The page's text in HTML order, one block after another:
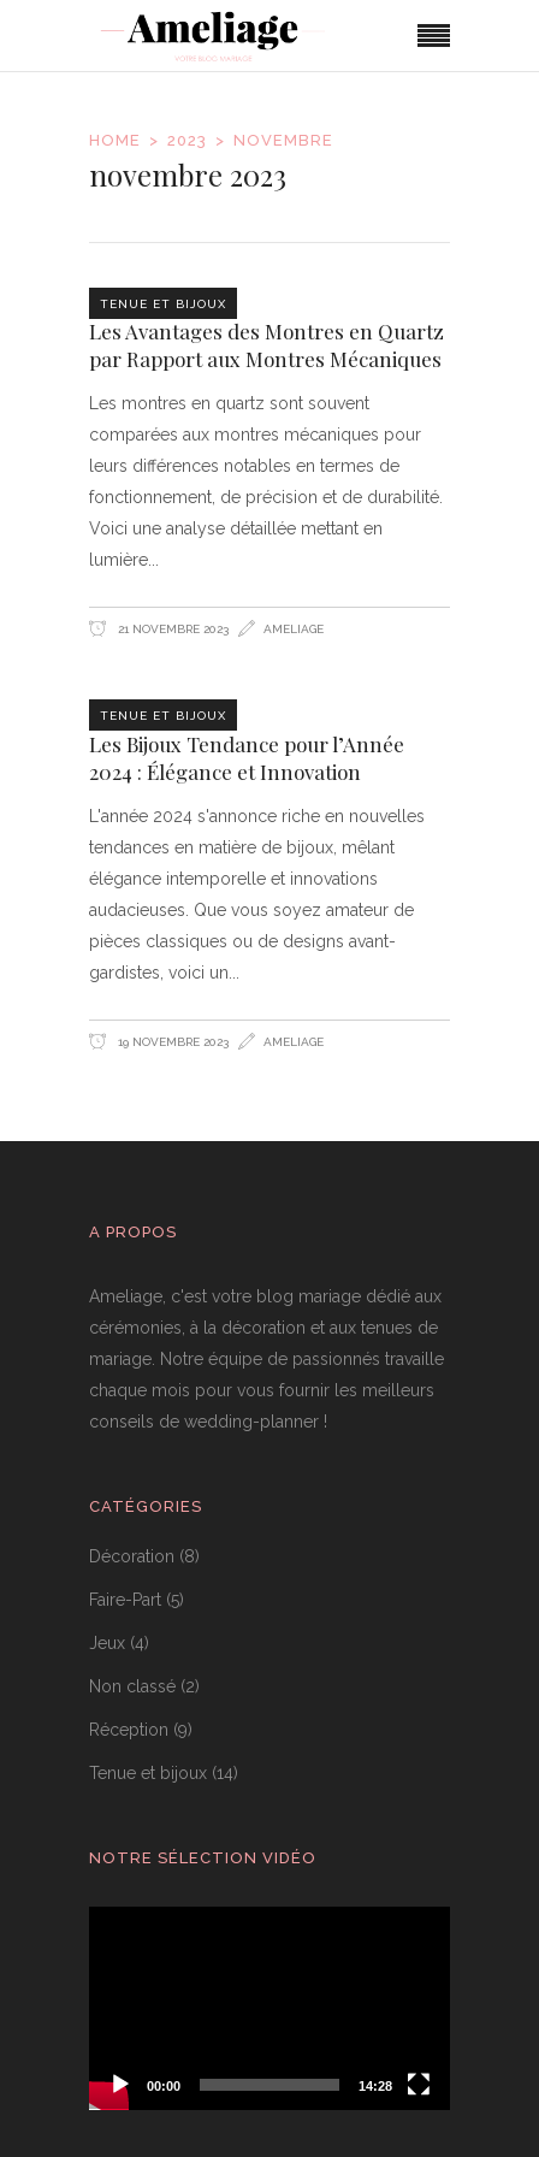
HOME 2023 NOVEMBRE
novembre 2023
TENUE ET BIJOUX
Les Avantages des Montres en Quartz
par Rapport aux Montres Mécaniques
Les montres en quartz sont souvent
comparées aux montres mécaniques pour
leurs différences notables en termes de
fonctionnement, de précision et de durabilité.
Voici une analyse détaillée mettant en
lumière
21 NOVEMBRE 2023 AMELIAGE
TENUE ET BIJOUX
Les Bijoux Tendance pour l’Année
2024 : Élégance et Innovation
L'année 2024 s'annonce riche en nouvelles
tendances en matière de bijoux, mêlant
élégance intemporelle et innovations
audacieuses. Que vous soyez amateur de
pièces classiques ou de designs avant-
gardistes, voici un
19 NOVEMBRE 2023 AMELIAGE
A PROPOS
Ameliage, c'est votre blog mariage dédié aux
cérémonies, à la décoration et aux tenues de
mariage. Notre équipe de passionnés travaille
chaque mois pour vous fournir les meilleurs
conseils de wedding-planner !
CATÉGORIES
Décoration (8)
Faire-Part (5)
Jeux (4)
Non classé (2)
Réception (9)
Tenue et bijoux (14)
NOTRE SÉLECTION VIDÉO
00:00 14:28